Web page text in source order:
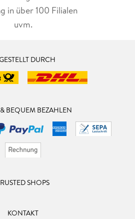
in über 100 Filialen
uvm.
DURCH
BEQUEM BEZAHLEN
SHOPS
KONTAKT